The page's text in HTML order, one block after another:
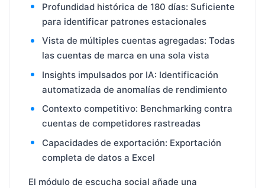
Profundidad histórica de 180 días: Suficiente
para identificar patrones estacionales
Vista de múltiples cuentas agregadas: Todas
las cuentas de marca en una sola vista
Insights impulsados por IA: Identificación
automatizada de anomalías de rendimiento
Contexto competitivo: Benchmarking contra
cuentas de competidores rastreadas
Capacidades de exportación: Exportación
completa de datos a Excel
El módulo de escucha social añade una